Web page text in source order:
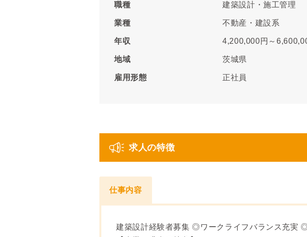
職種 建築設計・施工管理
業種 不動産・建設系
年収 4,200,000円～
地域 茨城県
雇用形態 正社員
求人の特徴
仕事内容
建築設計経験者募集 ◎ワークライフバランス充実